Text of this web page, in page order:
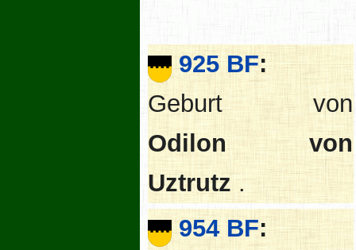
925 BF:
Geburt von
Odilon von
Uztrutz.
954 BF: